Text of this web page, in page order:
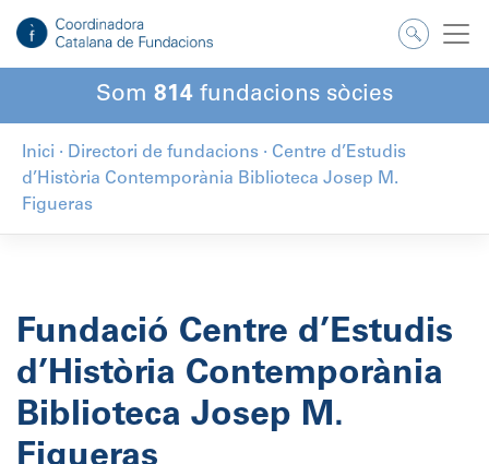
contingut
Som 814 fundacions sòcies
Inici · Directori de fundacions · Centre d’Estudis
d’Història Contemporània Biblioteca Josep M.
Figueras
Fundació Centre d’Estudis
d’Història Contemporània
Biblioteca Josep M.